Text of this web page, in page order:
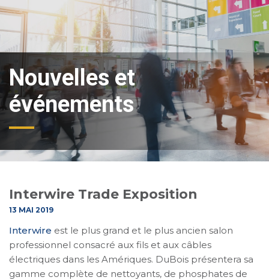
Nouvelles et
événements
Interwire Trade Exposition
13 MAI 2019
Interwire est le plus grand et le plus ancien salon
professionnel consacré aux fils et aux câbles
électriques dans les Amériques. DuBois présentera sa
gamme complète de nettoyants, de phosphates de